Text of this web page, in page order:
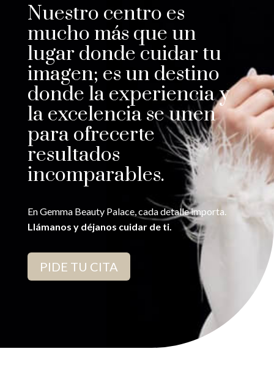
Nuestro centro es
mucho más que un
lugar donde cuidar tu
imagen; es un destino
donde la experiencia y
la excelencia se unen
para ofrecerte
resultados
incomparables.
En Gemma Beauty Palace, cada detalle importa.
Llámanos y déjanos cuidar de ti.
PIDE TU CITA